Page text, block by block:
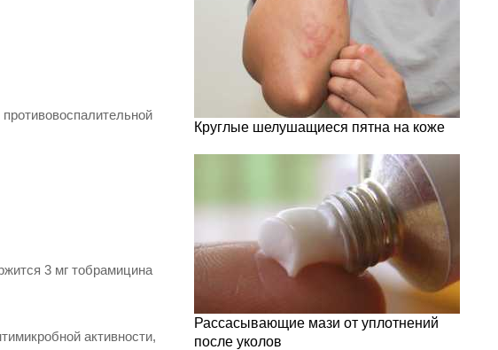
3 мг тобрамицина
активности,
Круглые шелушащиеся пятна на коже
Рассасывающие мази от уплотнений
после уколов